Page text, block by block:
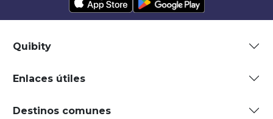
Quibity
Enlaces útiles
Destinos comunes